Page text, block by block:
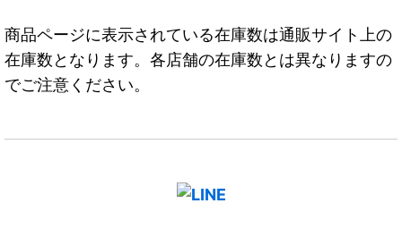
商品ページに表示されている在庫数は通販サイト上の
在庫数となります。各店舗の在庫数とは異なりますの
でご注意ください。